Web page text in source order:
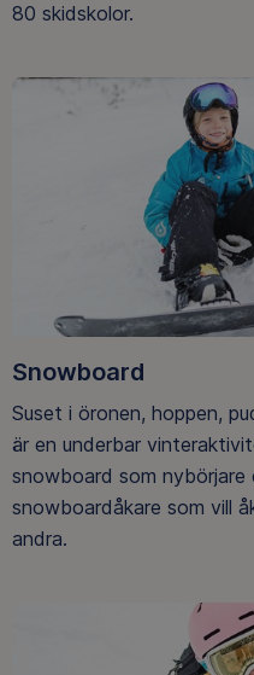
80 skidskolor.
Snowboard
Suset i öronen, hoppen,
är en underbar
snowboard som nybörjare
snowboardåkare som vill
andra.